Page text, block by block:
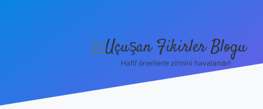
menüyü
Uçuşan Fikirler Blogu
Hafif önerilerle zihnini havalandır!